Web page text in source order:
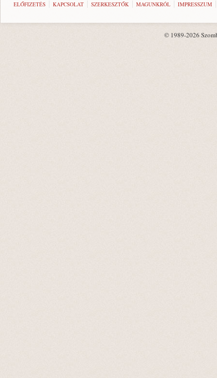
ELŐFIZETÉS KAPCSOLAT SZERKESZTŐK MAGUNKRÓL IMPRESSZUM
© 1989-2026